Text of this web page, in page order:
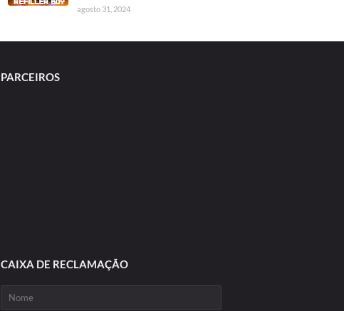
agosto 31, 2024
PARCEIROS
CAIXA DE RECLAMAÇÃO